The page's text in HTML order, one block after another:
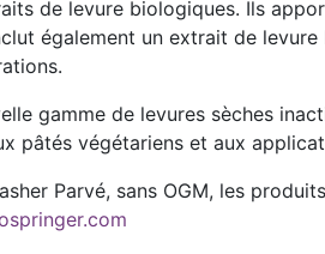
de levure biologiques. Ils
également un extrait de
gamme de levures sèches
pâtés végétariens et aux
Parvé, sans OGM, les